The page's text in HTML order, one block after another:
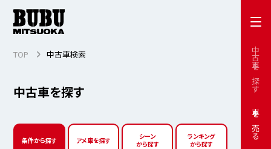
中古車を探す
車を売る
中古車を探す
TOP 中古車検索
条件から探す アメ車を探す
シーン
から探す
ランキング
から探す